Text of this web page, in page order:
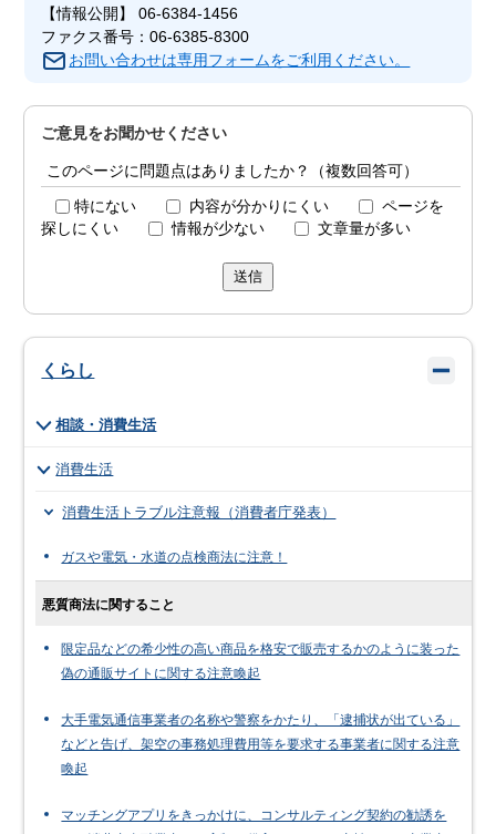
【情報公開】 06-6384-1456
ファクス番号：06-6385-8300
お問い合わせは専用フォームをご利用ください。
ご意見をお聞かせください
このページに問題点はありましたか？（複数回答可）
特にない 内容が分かりにくい
ページを
探しにくい
情報が少ない 文章量が多い
送信
くらし
相談・消費生活
消費生活
消費生活トラブル注意報（消費者庁発表）
ガスや電気・水道の点検商法に注意！
悪質商法に関すること
限定品などの希少性の高い商品を格安で販売するかのように装った
偽の通販サイトに関する注意喚起
大手電気通信事業者の名称や警察をかたり、「逮捕状が出ている」
などと告げ、架空の事務処理費用等を要求する事業者に関する注意
喚起
マッチングアプリをきっかけに、コンサルティング契約の勧誘を